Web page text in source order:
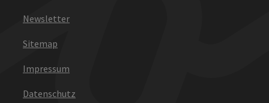
Newsletter
Sitemap
Impressum
Datenschutz